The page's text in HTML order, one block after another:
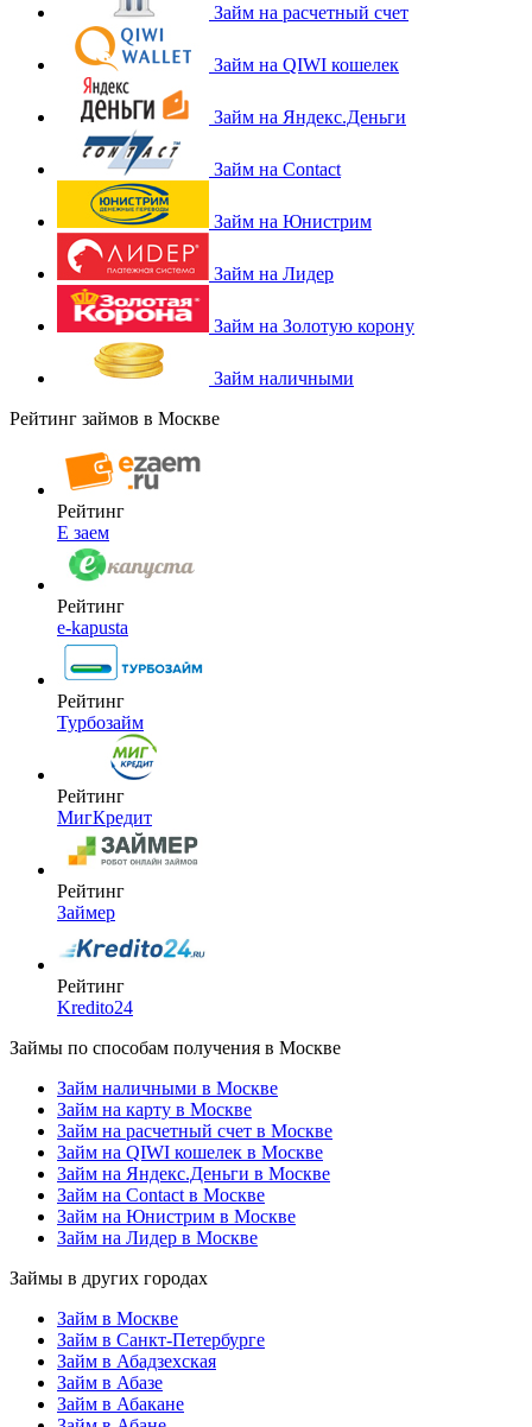
Займ на расчетный счет
Займ на QIWI кошелек
Займ на Яндекс.Деньги
Займ на Contact
Займ на Юнистрим
Займ на Лидер
Займ на Золотую корону
Займ наличными
Рейтинг займов в Москве
Рейтинг
Е заем
Рейтинг
e-kapusta
Рейтинг
Турбозайм
Рейтинг
МигКредит
Рейтинг
Займер
Рейтинг
Kredito24
Займы по способам получения в Москве
Займ наличными в Москве
Займ на карту в Москве
Займ на расчетный счет в Москве
Займ на QIWI кошелек в Москве
Займ на Яндекс.Деньги в Москве
Займ на Contact в Москве
Займ на Юнистрим в Москве
Займ на Лидер в Москве
Займы в других городах
Займ в Москве
Займ в Санкт-Петербурге
Займ в Абадзехская
Займ в Абазе
Займ в Абакане